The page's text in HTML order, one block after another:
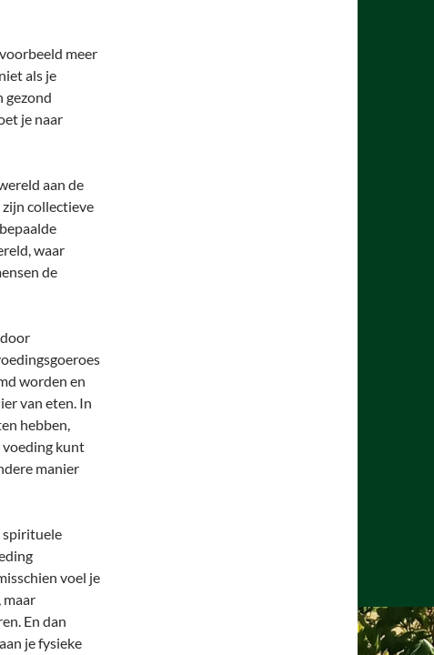
meer
als je
gezond
je naar
aan de
collectieve
waar
de
worden en
van eten. In
hebben,
voeding kunt
manier
spirituele
voel je
maar
En dan
je fysieke